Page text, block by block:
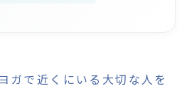
ガで近くにいる大切な人を